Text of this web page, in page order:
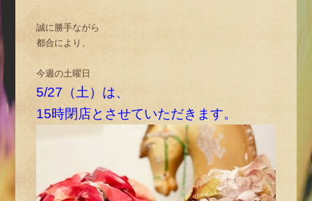
誠に勝手ながら
都合により、
今週の土曜日
5/27（土）は、
15時閉店とさせていただきます。